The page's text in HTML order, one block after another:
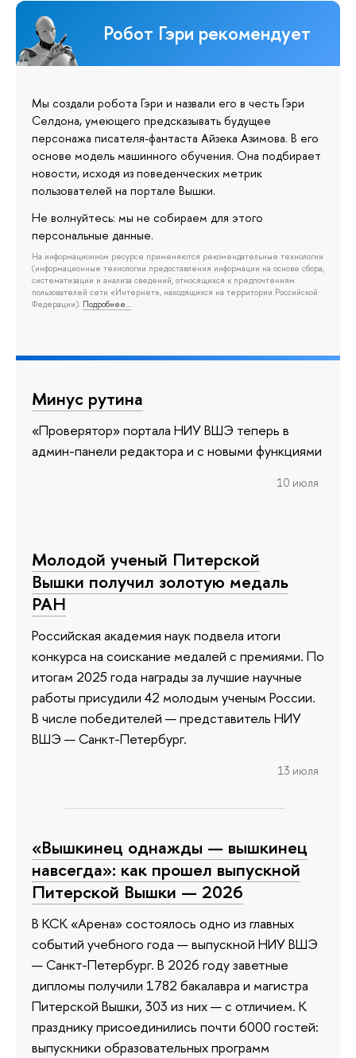
Робот Гэри рекомендует
Мы создали робота Гэри и назвали его в честь Гэри
Селдона, умеющего предсказывать будущее
персонажа писателя-фантаста Айзека Азимова. В его
основе модель машинного обучения. Она подбирает
новости, исходя из поведенческих метрик
пользователей на портале Вышки.
Не волнуйтесь: мы не собираем для этого
персональные данные.
На информационном ресурсе применяются рекомендательные технологии
(информационные технологии предоставления информации на основе сбора,
систематизации и анализа сведений, относящихся к предпочтениям
пользователей сети «Интернет», находящихся на территории Российской
Федерации). Подробнее…
Минус рутина
«Проверятор» портала НИУ ВШЭ теперь в
админ-панели редактора и с новыми функциями
10 июля
Молодой ученый Питерской
Вышки получил золотую медаль
РАН
Российская академия наук подвела итоги
конкурса на соискание медалей с премиями. По
итогам 2025 года награды за лучшие научные
работы присудили 42 молодым ученым России.
В числе победителей — представитель НИУ
ВШЭ — Санкт-Петербург.
13 июля
«Вышкинец однажды — вышкинец
навсегда»: как прошел выпускной
Питерской Вышки — 2026
В КСК «Арена» состоялось одно из главных
событий учебного года — выпускной НИУ ВШЭ
— Санкт-Петербург. В 2026 году заветные
дипломы получили 1782 бакалавра и магистра
Питерской Вышки, 303 из них — с отличием. К
празднику присоединились почти 6000 гостей:
выпускники образовательных программ